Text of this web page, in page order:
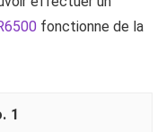
fonctionne de la
1